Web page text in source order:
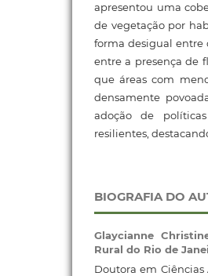
apresentou uma
de vegetação por
forma desigual entre
entre a presença de
que áreas com
densamente
adoção de
resilientes,
BIOGRAFIA DO
Glaycianne
Rural do Rio de
Doutora em Ciências